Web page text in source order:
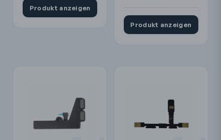
Produkt anzeigen
Produkt anzeigen